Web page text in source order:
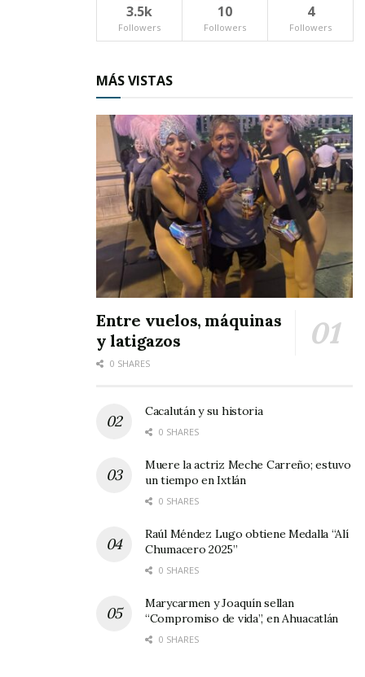
3.5k
Followers
10
Followers
4
Followers
MÁS VISTAS
Entre vuelos, máquinas
y latigazos
0 SHARES
Cacalután y su historia
0 SHARES
Muere la actriz Meche Carreño; estuvo
un tiempo en Ixtlán
0 SHARES
Raúl Méndez Lugo obtiene Medalla “Alí
Chumacero 2025”
0 SHARES
Marycarmen y Joaquín sellan
“Compromiso de vida”, en Ahuacatlán
0 SHARES